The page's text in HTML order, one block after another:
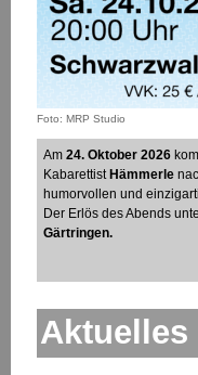
Foto: MRP Studio
Am 24. Oktober 2026
KabarettistHämmerle
humorvollen und
Der Erlös des Abends
Gärtringen.
Aktuelles